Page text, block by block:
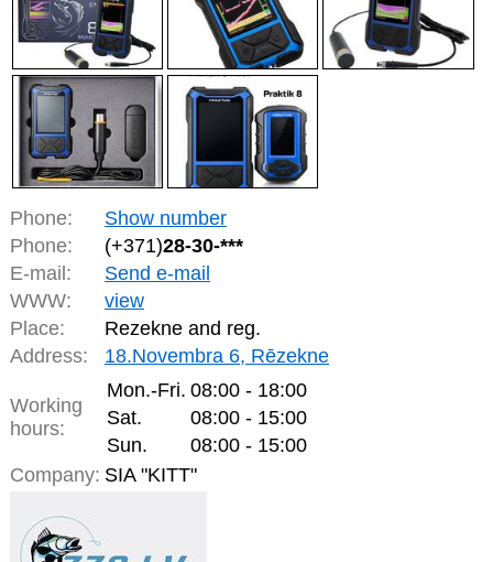
Phone:
Show number
Phone:
(+371)28-30-***
E-mail:
Send e-mail
WWW:
view
Place:
Rezekne and reg.
Address:
18.Novembra 6, Rēzekne
Working
hours:
Mon.-Fri. 08:00 - 18:00
Sat.
08:00 - 15:00
Sun.
08:00 - 15:00
Company: SIA "KITT"